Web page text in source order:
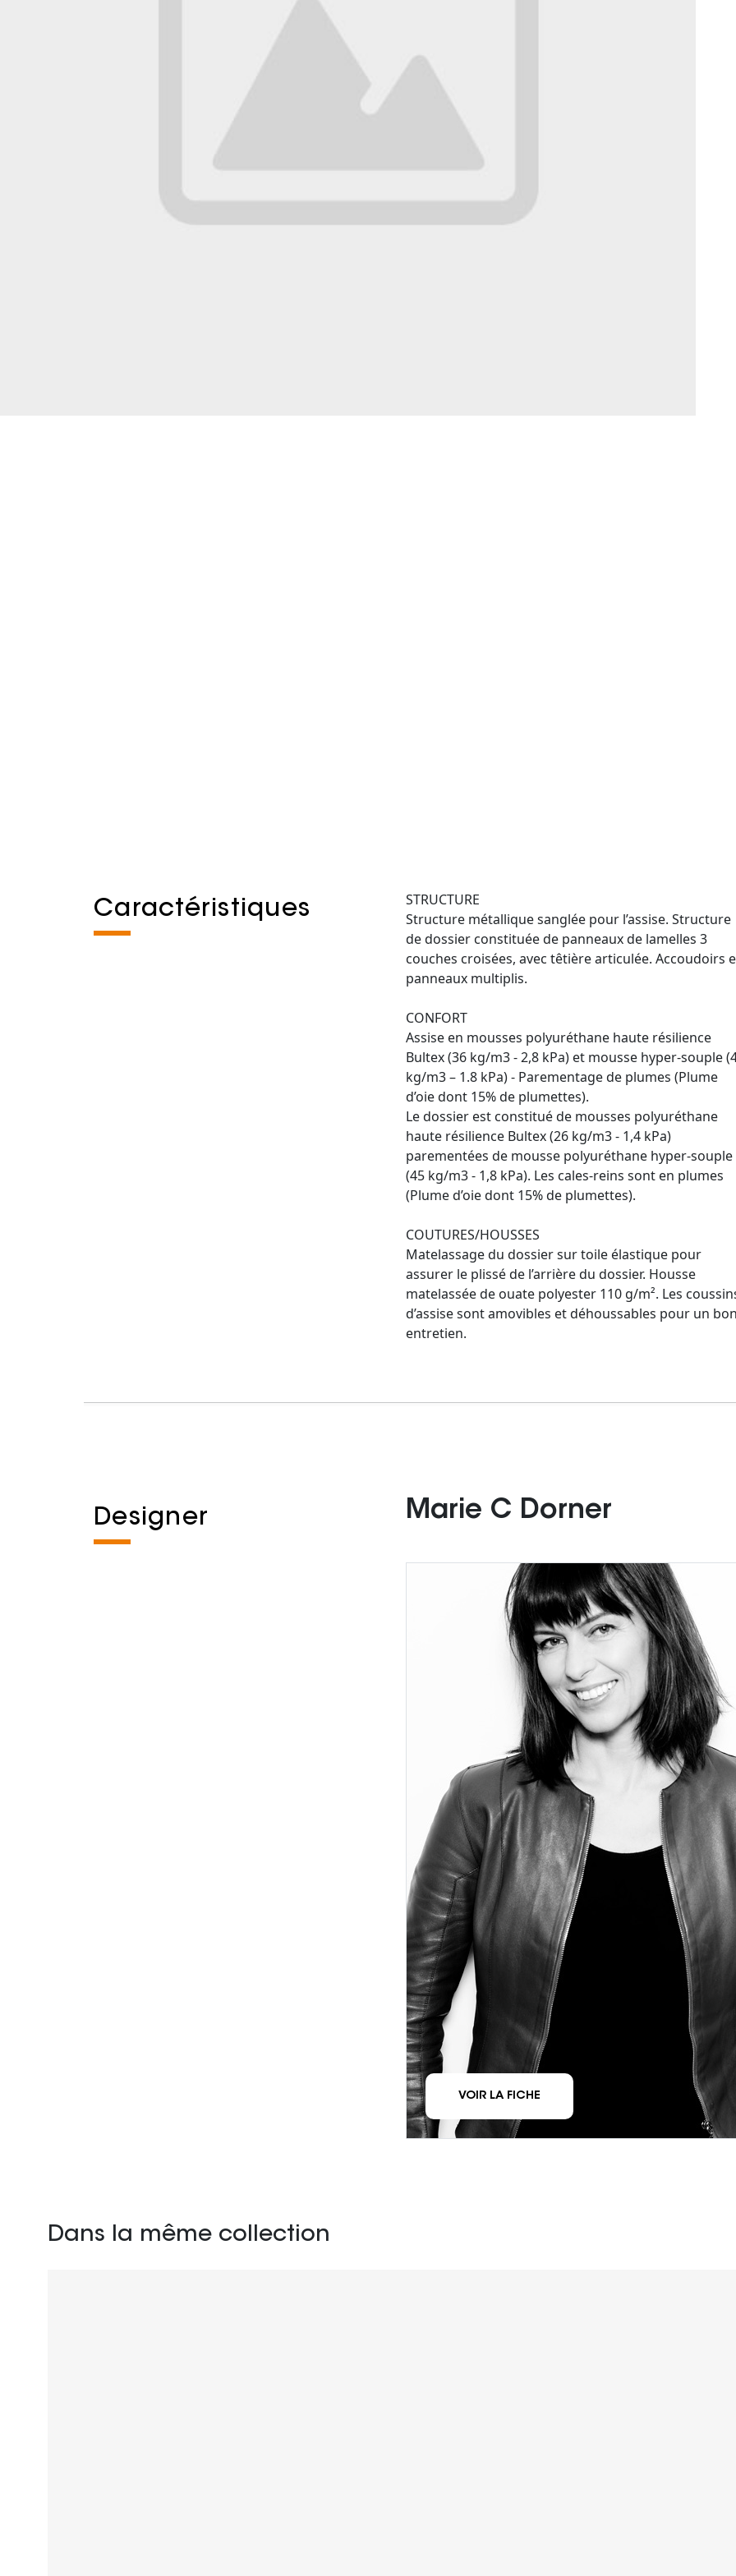
Caractéristiques
STRUCTURE
Structure métallique sanglée pour l’assise. Structure
de dossier constituée de panneaux de lamelles 3
couches croisées, avec têtière articulée. Accoudoirs
panneaux multiplis.
CONFORT
Assise en mousses polyuréthane haute résilience
Bultex (36 kg/m3 - 2,8 kPa) et mousse hyper-souple
kg/m3 – 1.8 kPa) - Parementage de plumes (Plume
d’oie dont 15% de plumettes).
Le dossier est constitué de mousses polyuréthane
haute résilience Bultex (26 kg/m3 - 1,4 kPa)
parementées de mousse polyuréthane hyper-souple
(45 kg/m3 - 1,8 kPa). Les cales-reins sont en plumes
(Plume d’oie dont 15% de plumettes).
COUTURES/HOUSSES
Matelassage du dossier sur toile élastique pour
assurer le plissé de l’arrière du dossier. Housse
matelassée de ouate polyester 110 g/m². Les
d’assise sont amovibles et déhoussables pour un
entretien.
Designer Marie C Dorner
VOIR LA FICHE
Dans la même collection